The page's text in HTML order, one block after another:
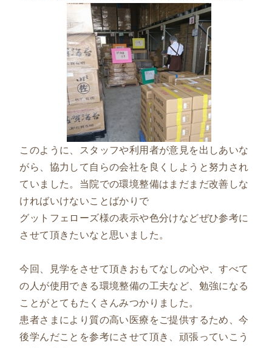
このように、スタッフや利用者が意見を出しあいな
がら、協力して自らの会社を良くしようと努力され
ていました。当院での環境整備はまだまだ改善しな
ければいけないことばかりで
グットフェローズ様の表示や色分けなどぜひ参考に
させて頂きたいなと思いました。
今回、見学をさせて頂きおもてなしの心や、すべて
の人が使用できる環境整備の工夫など、勉強になる
ことがとてもたくさんみつかりました。
患者さまにより質の高い医療をご提供するため、今
後学んだことを参考にさせて頂き、頑張っていこう